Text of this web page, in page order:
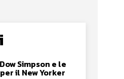
Simpson e le
il New Yorker